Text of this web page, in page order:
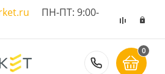
ПН-ПТ: 9:00-
0